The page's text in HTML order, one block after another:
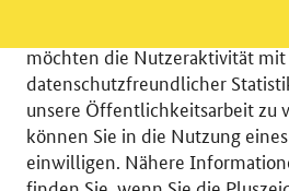
© 2026 Bundesministerium für
möchten die Nutzeraktivität
datenschutzfreundlicher
unsere Öffentlichkeitsarbeit zu
können Sie in die Nutzung
einwilligen. Nähere